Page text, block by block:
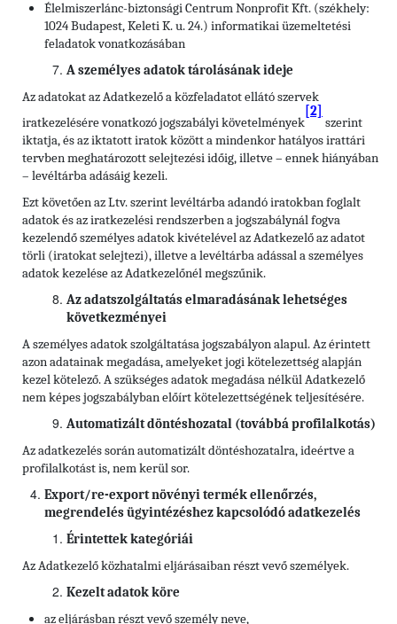
Élelmiszerlánc-biztonsági Centrum Nonprofit Kft. (székhely:
1024 Budapest, Keleti K. u. 24.) informatikai üzemeltetési
feladatok vonatkozásában
A személyes adatok tárolásának ideje
Az adatokat az Adatkezelő a közfeladatot ellátó szervek
iratkezelésére vonatkozó jogszabályi követelmények
[2]
szerint
iktatja, és az iktatott iratok között a mindenkor hatályos irattári
tervben meghatározott selejtezési időig, illetve – ennek hiányában
– levéltárba adásáig kezeli.
Ezt követően az Ltv. szerint levéltárba adandó iratokban foglalt
adatok és az iratkezelési rendszerben a jogszabálynál fogva
kezelendő személyes adatok kivételével az Adatkezelő az adatot
törli (iratokat selejtezi), illetve a levéltárba adással a személyes
adatok kezelése az Adatkezelőnél megszűnik.
Az adatszolgáltatás elmaradásának lehetséges
következményei
A személyes adatok szolgáltatása jogszabályon alapul. Az érintett
azon adatainak megadása, amelyeket jogi kötelezettség alapján
kezel kötelező. A szükséges adatok megadása nélkül Adatkezelő
nem képes jogszabályban előírt kötelezettségének teljesítésére.
Automatizált döntéshozatal (továbbá profilalkotás)
Az adatkezelés során automatizált döntéshozatalra, ideértve a
profilalkotást is, nem kerül sor.
Export/re-export növényi termék ellenőrzés,
megrendelés ügyintézéshez kapcsolódó adatkezelés
Érintettek kategóriái
Az Adatkezelő közhatalmi eljárásaiban részt vevő személyek.
Kezelt adatok köre
az eljárásban részt vevő személy neve,